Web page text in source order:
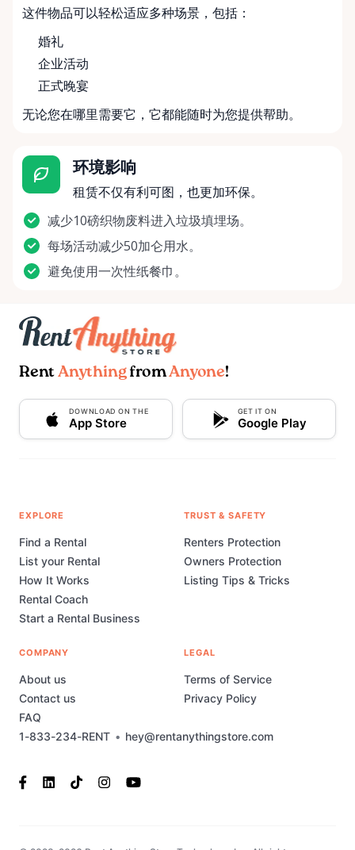
这件物品可以轻松适应多种场景，包括：
婚礼
企业活动
正式晚宴
无论您在哪里需要它，它都能随时为您提供帮助。
环境影响
租赁不仅有利可图，也更加环保。
减少10磅织物废料进入垃圾填埋场。
每场活动减少50加仑用水。
避免使用一次性纸餐巾。
Rent AnythingfromAnyone!
DOWNLOAD ON THE
App Store
GET IT ON
Google Play
1-833-234-RENT • hey@rentanythingstore.com
EXPLORE
Find a Rental
List your Rental
How It Works
Rental Coach
Start a Rental Business
TRUST & SAFETY
Renters Protection
Owners Protection
Listing Tips & Tricks
COMPANY
About us
Contact us
FAQ
LEGAL
Terms of Service
Privacy Policy